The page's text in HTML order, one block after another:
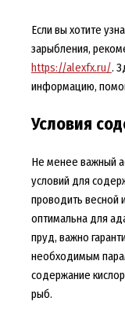
Если вы хотите
зарыбления,
https://alexfx.ru/.
информацию,
Условия
Не менее важный
условий для
проводить весной
оптимальна для
пруд, важно
необходимым
содержание
рыб.